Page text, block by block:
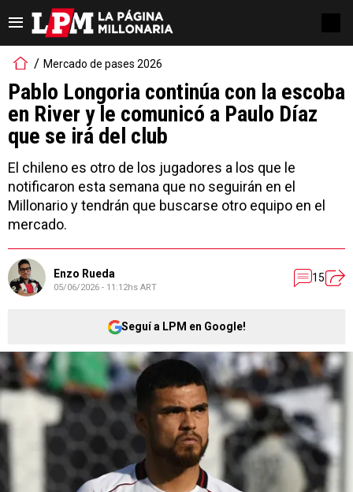
Mercado de pases 2026
Pablo Longoria continúa con la escoba
en River y le comunicó a Paulo Díaz
que se irá del club
El chileno es otro de los jugadores a los que le
notificaron esta semana que no seguirán en el
Millonario y tendrán que buscarse otro equipo en el
mercado.
Enzo Rueda
05/06/2026 - 11:12hs ART
15
Seguí a LPM en Google!